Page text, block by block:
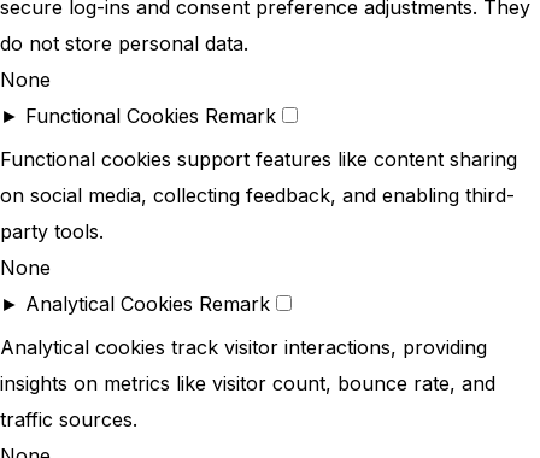
secure log-ins and consent preference adjustments. They
do not store personal data.
None
► Functional Cookies Remark
Functional cookies support features like content sharing
on social media, collecting feedback, and enabling third-
party tools.
None
► Analytical Cookies Remark
Analytical cookies track visitor interactions, providing
insights on metrics like visitor count, bounce rate, and
traffic sources.